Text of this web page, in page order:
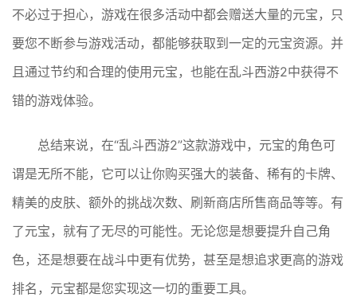
不必过于担心，游戏在很多活动中都会赠送大量的元宝，只
要您不断参与游戏活动，都能够获取到一定的元宝资源。并
且通过节约和合理的使用元宝，也能在乱斗西游2中获得不
错的游戏体验。
总结来说，在“乱斗西游2”这款游戏中，元宝的角色可
谓是无所不能，它可以让你购买强大的装备、稀有的卡牌、
精美的皮肤、额外的挑战次数、刷新商店所售商品等等。有
了元宝，就有了无尽的可能性。无论您是想要提升自己角
色，还是想要在战斗中更有优势，甚至是想追求更高的游戏
排名，元宝都是您实现这一切的重要工具。